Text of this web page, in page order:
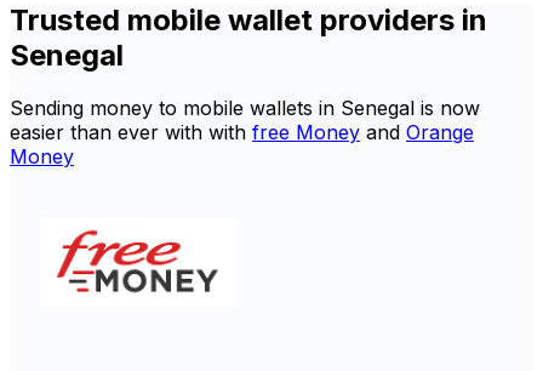
Trusted mobile wallet providers in
Senegal
Sending money to mobile wallets in Senegal is now
easier than ever with with free Money and Orange
Money